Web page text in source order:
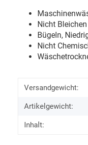
Nicht Bleichen
Bügeln,
Nicht
Versandgewicht:
Artikelgewicht:
Inhalt: